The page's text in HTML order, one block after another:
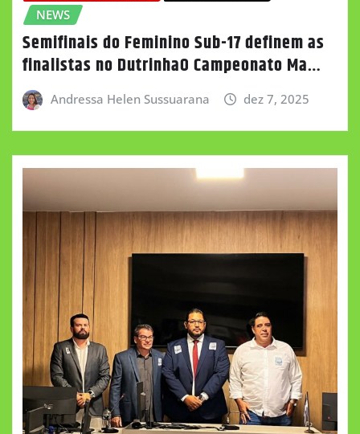
NEWS
Semifinais do Feminino Sub-17 definem as
finalistas no DutrinhaO Campeonato Ma…
Andressa Helen Sussuarana dez 7, 2025